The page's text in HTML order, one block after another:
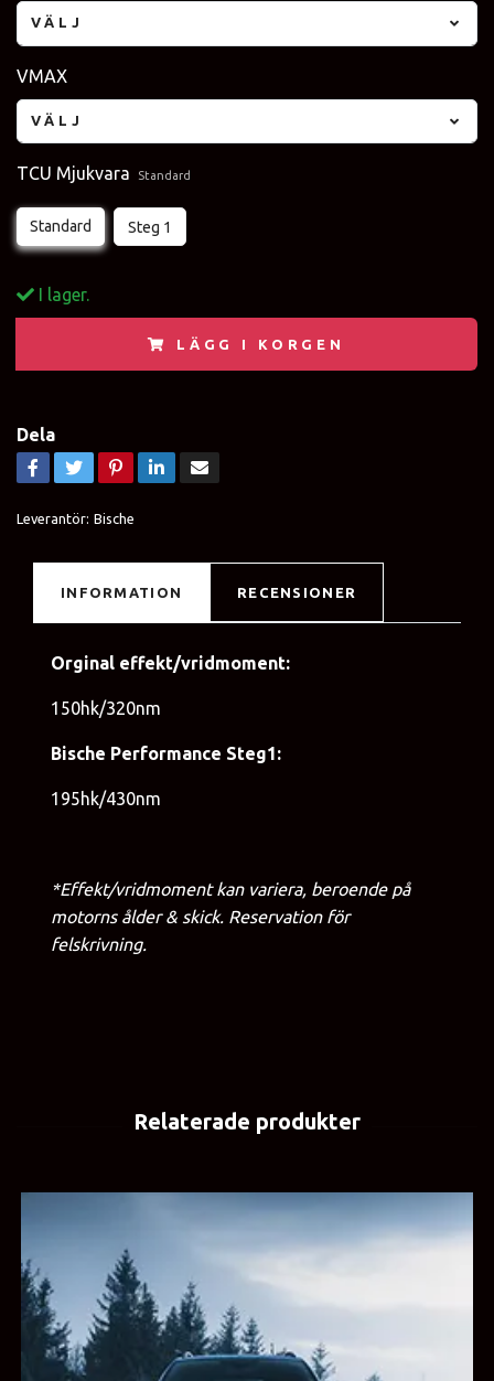
VÄLJ
VMAX
VÄLJ
TCU Mjukvara Standard
Standard Steg 1
I lager.
LÄGG I KORGEN
Dela
Leverantör: Bische
INFORMATION RECENSIONER
Orginal effekt/vridmoment:
150hk/320nm
Bische Performance Steg1:
195hk/430nm
*Effekt/vridmoment kan variera, beroende på
motorns ålder & skick. Reservation för
felskrivning.